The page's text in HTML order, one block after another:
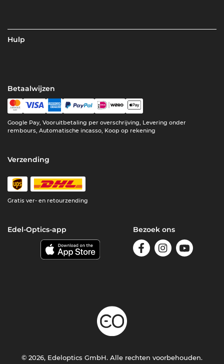
Hulp
Betaalwijzen
Google Pay, Vooruitbetaling per overschrijving, Levering onder
rembours, Automatische incasso, Koop op rekening
Verzending
Gratis ver- en retourzending
Edel-Optics-app Bezoek ons
© 2026, Edeloptics GmbH. Alle rechten voorbehouden.